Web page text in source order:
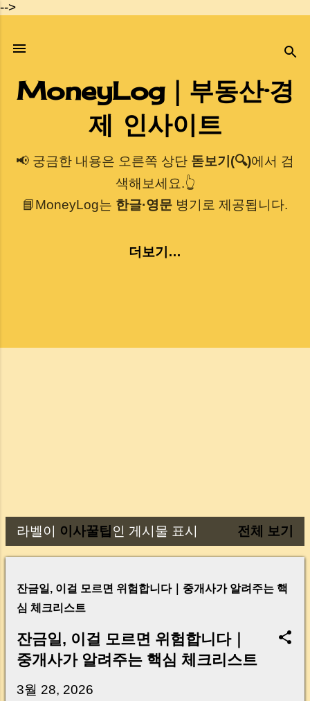
-->
기본 콘텐츠로 건너뛰기
MoneyLog｜부동산·경
제 인사이트
📢 궁금한 내용은 오른쪽 상단 돋보기(🔍)에서 검
색해보세요.👆
📘MoneyLog는 한글·영문 병기로 제공됩니다.
더보기…
글
라벨이 이사꿀팁 인 게시물 표시 전체 보기
잔금일, 이걸 모르면 위험합니다｜중개사가 알려주는 핵
심 체크리스트
잔금일, 이걸 모르면 위험합니다｜
중개사가 알려주는 핵심 체크리스트
3월 28, 2026